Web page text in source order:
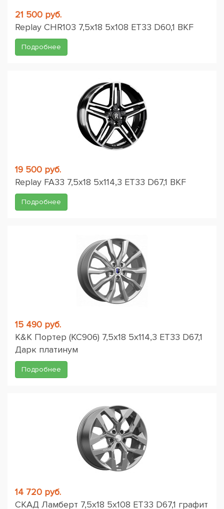
21 500 руб.
Replay CHR103 7,5x18 5x108 ET33 D60,1 BKF
Подробнее
19 500 руб.
Replay FA33 7,5x18 5x114,3 ET33 D67,1 BKF
Подробнее
15 490 руб.
K&K Портер (КС906) 7,5x18 5x114,3 ET33 D67,1
Дарк платинум
Подробнее
14 720 руб.
СКАД Ламберт 7,5x18 5x108 ET33 D67,1 графит